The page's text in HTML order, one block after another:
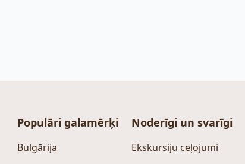
Populāri galamērķi
Bulgārija
Noderīgi un svarīgi
Ekskursiju ceļojumi